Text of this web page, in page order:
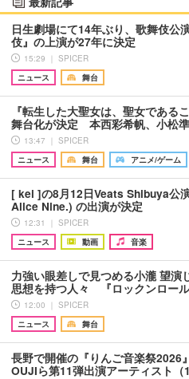
日生劇場にて14年ぶり、歌舞伎公
伎』の上演が27年に決定
15:29 ｜ SPICER
ニュース
舞台
『転生した大聖女は、聖女である
舞台化が決定 本西彩希帆、小松
13:47 ｜ SPICER
ニュース
舞台 アニメ/ゲーム
[ kei ]の8月12日Veats Shibuya公
Alice Nine.) の出演が決定
12:31 ｜ SPICER
ニュース
動画 音楽
力強い眼差しで見つめる小瀧 望演
思想を持つ人々 『ロックンロー
12:00 ｜ SPICER
ニュース
舞台
長野で開催の『りんご音楽祭2026
OUJIら第11弾出演アーティスト（